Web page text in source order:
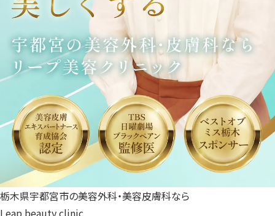
栃木県宇都宮市の美容外科・美容皮膚科なら